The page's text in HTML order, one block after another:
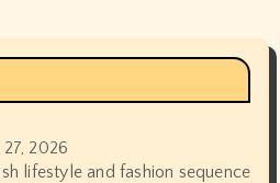
27, 2026
lifestyle and fashion sequence